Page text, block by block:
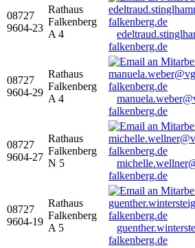
08727
9604-23
Rathaus
Falkenberg
A 4
falkenberg.de
08727
9604-29
Rathaus
Falkenberg
A 4
falkenberg.de
08727
9604-27
Rathaus
Falkenberg
N 5
falkenberg.de
08727
9604-19
Rathaus
Falkenberg
A 5
falkenberg.de